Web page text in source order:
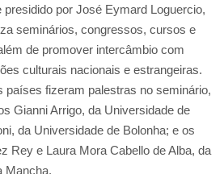
por José Eymard Loguercio,
seminários, congressos, cursos e
de promover intercâmbio com
culturais nacionais e estrangeiras.
países fizeram palestras no seminário,
Gianni Arrigo, da Universidade de
da Universidade de Bolonha; e os
Rey e Laura Mora Cabello de Alba, da
Mancha.